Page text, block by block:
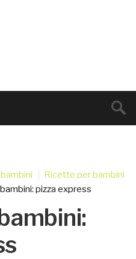
Ricette per bambini
pizza express